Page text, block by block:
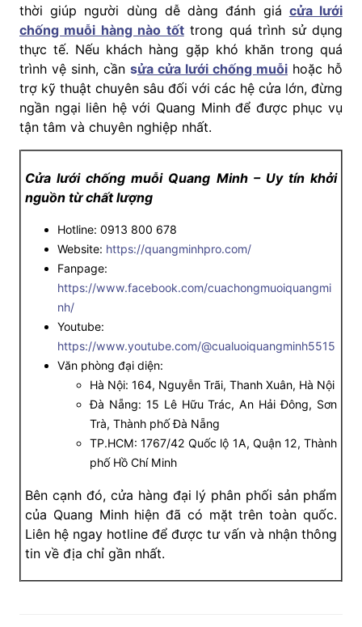
thời giúp người dùng dễ dàng đánh giá cửa lưới
chống muỗi hàng nào tốttrong quá trình sử dụng
thực tế. Nếu khách hàng gặp khó khăn trong quá
trình vệ sinh, cần sửa cửa lưới chống muỗi hoặc hỗ
trợ kỹ thuật chuyên sâu đối với các hệ cửa lớn, đừng
ngần ngại liên hệ với Quang Minh để được phục vụ
tận tâm và chuyên nghiệp nhất.
Cửa lưới chống muỗi Quang Minh – Uy tín khởi
nguồn từ chất lượng
Hotline: 0913 800 678
Website: https://quangminhpro.com/
Fanpage:
https://www.facebook.com/cuachongmuoiquangmi
nh/
Youtube:
https://www.youtube.com/@cualuoiquangminh5515
Văn phòng đại diện:
Hà Nội: 164, Nguyễn Trãi, Thanh Xuân, Hà Nội
Đà Nẵng: 15 Lê Hữu Trác, An Hải Đông, Sơn
Trà, Thành phố Đà Nẵng
TP.HCM: 1767/42 Quốc lộ 1A, Quận 12, Thành
phố Hồ Chí Minh
Bên cạnh đó, cửa hàng đại lý phân phối sản phẩm
của Quang Minh hiện đã có mặt trên toàn quốc.
Liên hệ ngay hotline để được tư vấn và nhận thông
tin về địa chỉ gần nhất.